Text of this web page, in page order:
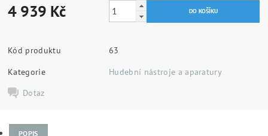
4 939 Kč
Kód produktu
63
Kategorie
Hudební nástroje a aparatury
Dotaz
POPIS